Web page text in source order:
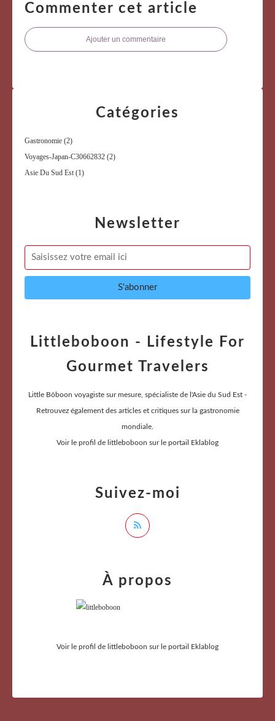
Commenter cet article
Ajouter un commentaire
Newsletter
Catégories
Gastronomie (2)
Voyages-Japan-C30662832 (2)
Asie Du Sud Est (1)
Littleboboon - Lifestyle For
Gourmet Travelers
Little Bôboon voyagiste sur mesure, spécialiste de l'Asie du Sud Est -
Retrouvez également des articles et critiques sur la gastronomie
mondiale.
Voir le profil de littleboboon sur le portail Eklablog
Suivez-moi
À propos
Voir le profil de littleboboon sur le portail Eklablog